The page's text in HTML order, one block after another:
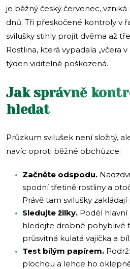
je běžný český červenec,
dnů. Tři přeskočené kontroly v
svilušky stihly projít dvěma až
Rostlina, která vypadala „včera
týden viditelně poškozená.
Jak správně
hledat
Průzkum svilušek není složitý,
navíc oproti běžné obchůzce:
Začněte odspodu.
spodní třetině rostliny a
Právě tam svilušky
Sledujte žilky. Podél hlavní
hledejte drobné pohyblivé
průsvitná kulatá vajíčka a
Test bílým papírem.
plochou a lehce ho